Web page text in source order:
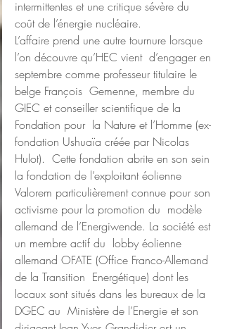
intermittentes et une critique sévère du
coût de l’énergie nucléaire.
L’affaire prend une autre tournure lorsque
l’on découvre qu’HEC vient  d’engager en
septembre comme professeur titulaire le
belge François  Gemenne, membre du
GIEC et conseiller scientifique de la
Fondation pour  la Nature et l’Homme (ex-
fondation Ushuaïa créée par Nicolas
Hulot).  Cette fondation abrite en son sein
la fondation de l’exploitant éolienne
Valorem particulièrement connue pour son
activisme pour la promotion du  modèle
allemand de l’Energiwende. La société est
un membre actif du  lobby éolienne
allemand OFATE (Office Franco-Allemand
de la Transition  Energétique) dont les
locaux sont situés dans les bureaux de la
DGEC au  Ministère de l’Energie et son